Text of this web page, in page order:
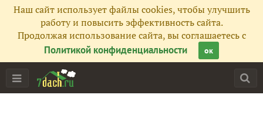
Наш сайт использует файлы cookies, чтобы улучшить
работу и повысить эффективность сайта.
Продолжая использование сайта, вы соглашаетесь с
Политикой конфиденциальности
ок